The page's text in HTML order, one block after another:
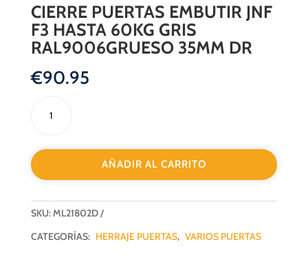
CIERRE PUERTAS EMBUTIR JNF
F3 HASTA 60KG GRIS
RAL9006GRUESO 35MM DR
€90.95
PUERTAS
JNF
F3
HASTA
GRIS
RAL9006GRUESO
AÑADIR AL CARRITO
SKU: ML21802D
CATEGORÍAS: HERRAJE PUERTAS, VARIOS PUERTAS